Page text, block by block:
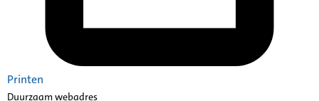
Printen
Duurzaam webadres